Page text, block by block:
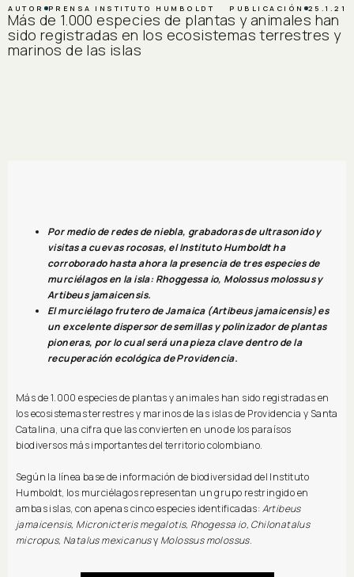
AUTOR PRENSA INSTITUTO HUMBOLDT PUBLICACIÓN 25.1.21
Más de 1.000 especies de plantas y animales han
sido registradas en los ecosistemas terrestres y
marinos de las islas
Por medio de redes de niebla, grabadoras de ultrasonido y
visitas a cuevas rocosas, el Instituto Humboldt ha
corroborado hasta ahora la presencia de tres especies de
murciélagos en la isla: Rhoggessa io, Molossus molossus y
Artibeus jamaicensis.
El murciélago frutero de Jamaica (Artibeus jamaicensis) es
un excelente dispersor de semillas y polinizador de plantas
pioneras, por lo cual será una pieza clave dentro de la
recuperación ecológica de Providencia.
Más de 1.000 especies de plantas y animales han sido registradas en
los ecosistemas terrestres y marinos de las islas de Providencia y Santa
Catalina, una cifra que las convierten en uno de los paraísos
biodiversos más importantes del territorio colombiano.
Según la línea base de información de biodiversidad del Instituto
Humboldt, los murciélagos representan un grupo restringido en
ambas islas, con apenas cinco especies identificadas:Artibeus
jamaicensis, Micronicteris megalotis, Rhogessa io, Chilonatalus
micropus, Natalus mexicanusy Molossus molossus.